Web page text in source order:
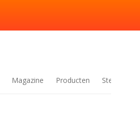
Magazine Producten Steden